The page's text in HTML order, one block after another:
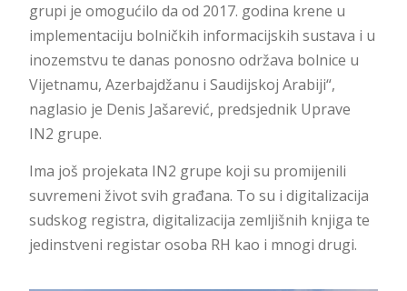
grupi je omogućilo da od 2017. godina krene u
implementaciju bolničkih informacijskih sustava i u
inozemstvu te danas ponosno održava bolnice u
Vijetnamu, Azerbajdžanu i Saudijskoj Arabiji“,
naglasio je Denis Jašarević, predsjednik Uprave
IN2 grupe.
Ima još projekata IN2 grupe koji su promijenili
suvremeni život svih građana. To su i digitalizacija
sudskog registra, digitalizacija zemljišnih knjiga te
jedinstveni registar osoba RH kao i mnogi drugi.